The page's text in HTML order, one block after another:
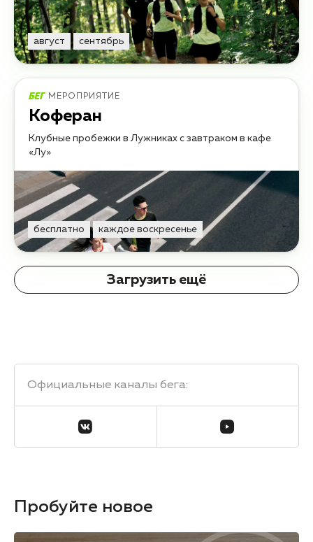
август сентябрь
МЕРОПРИЯТИЕ
Коферан
Клубные пробежки в Лужниках с завтраком в кафе
«Лу»
бесплатно каждое воскресенье
Загрузить ещё
Официальные каналы бега:
Пробуйте новое